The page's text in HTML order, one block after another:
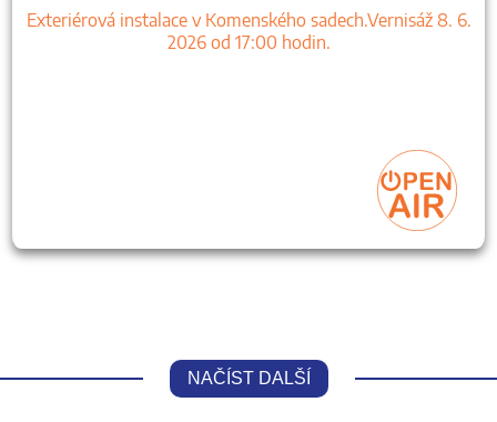
Exteriérová instalace v Komenského sadech.Vernisáž 8. 6.
2026 od 17:00 hodin.
NAČÍST DALŠÍ